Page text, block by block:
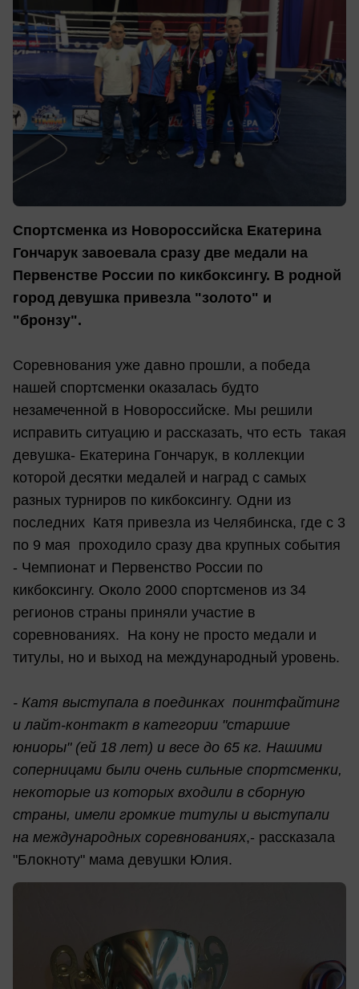
Спортсменка из Новороссийска Екатерина
Гончарук завоевала сразу две медали на
Первенстве России по кикбоксингу. В родной
город девушка привезла "золото" и
"бронзу".
Соревнования уже давно прошли, а победа
нашей спортсменки оказалась будто
незамеченной в Новороссийске. Мы решили
исправить ситуацию и рассказать, что есть такая
девушка- Екатерина Гончарук, в коллекции
которой десятки медалей и наград с самых
разных турниров по кикбоксингу. Одни из
последних Катя привезла из Челябинска, где с 3
по 9 мая проходило сразу два крупных события
- Чемпионат и Первенство России по
кикбоксингу. Около 2000 спортсменов из 34
регионов страны приняли участие в
соревнованиях. На кону не просто медали и
титулы, но и выход на международный уровень.
- Катя выступала в поединках поинтфайтинг
и лайт-контакт в категории "старшие
юниоры" (ей 18 лет) и весе до 65 кг. Нашими
соперницами были очень сильные спортсменки,
некоторые из которых входили в сборную
страны, имели громкие титулы и выступали
на международных соревнованиях,- рассказала
"Блокноту" мама девушки Юлия.